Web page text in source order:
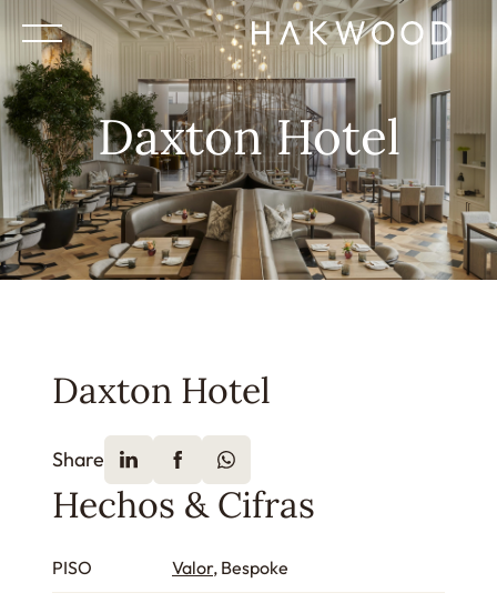
Daxton Hotel
Daxton Hotel
Share
Hechos & Cifras
PISO Valor, Bespoke